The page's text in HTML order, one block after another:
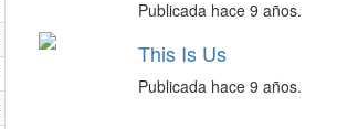
Publicada hace 9 años.
This Is Us
Publicada hace 9 años.